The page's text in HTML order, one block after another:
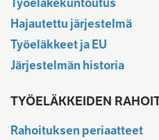
Työeläkekuntoutus
Hajautettu järjestelmä
Työeläkkeet ja EU
Järjestelmän historia
TYÖELÄKKEIDEN
Rahoituksen periaatteet